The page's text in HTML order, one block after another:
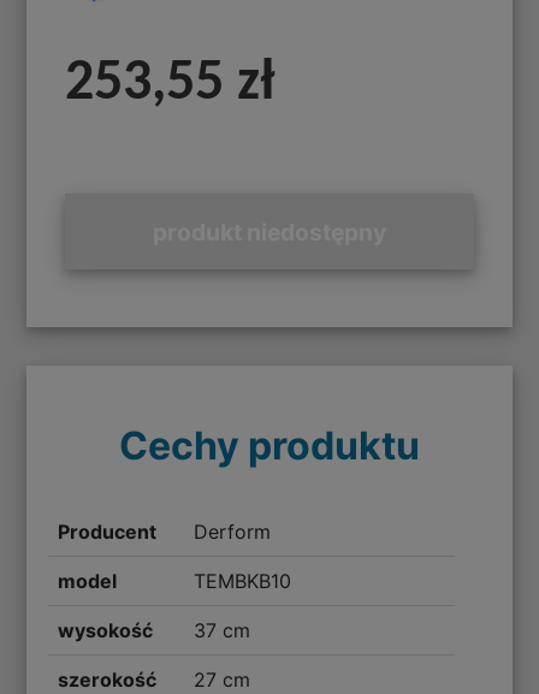
253,55 zł
Cechy produktu
Producent Derform
model TEMBKB10
wysokość 37 cm
szerokość 27 cm